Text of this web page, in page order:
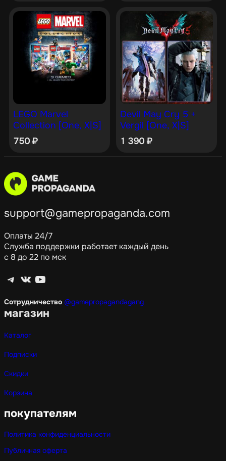
LEGO Marvel
Collection [One, X|S]
750₽
Devil May Cry 5 +
Vergil [One, X|S]
1 390₽
support@gamepropaganda.com
Оплаты 24/7
Служба поддержки работает каждый день
с 8 до 22 по мск
Telegram ВКонтакте YouTube
Сотрудничество @gamepropagandagang
магазин
Каталог
Подписки
Скидки
Корзина
покупателям
Политика конфиденциальности
Публичная оферта